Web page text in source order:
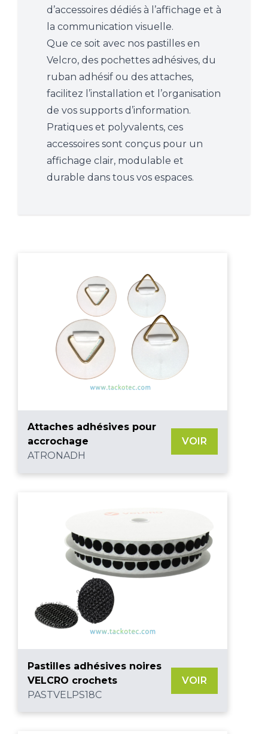
d’accessoires dédiés à l’affichage et à
la communication visuelle.
Que ce soit avec nos pastilles en
Velcro, des pochettes adhésives, du
ruban adhésif ou des attaches,
facilitez l’installation et l’organisation
de vos supports d’information.
Pratiques et polyvalents, ces
accessoires sont conçus pour un
affichage clair, modulable et
durable dans tous vos espaces.
Attaches adhésives pour
accrochage
ATRONADH
VOIR
Pastilles adhésives noires
VELCRO crochets
PASTVELPS18C
VOIR